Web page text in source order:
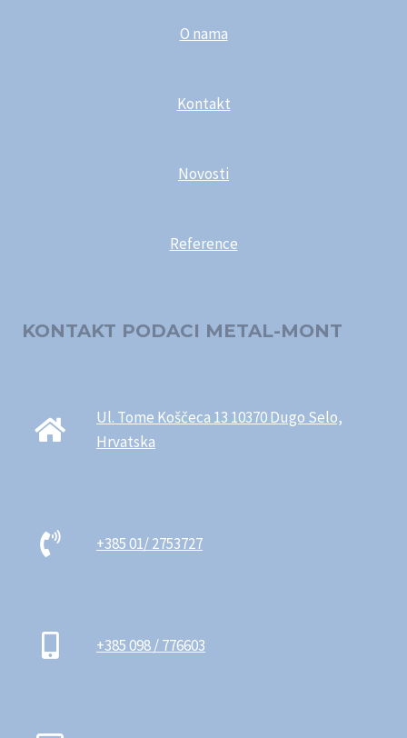
O nama
Kontakt
Novosti
Reference
KONTAKT PODACI METAL-MONT
Ul. Tome Koščeca 13 10370 Dugo Selo,
Hrvatska
+385 01/ 2753727
+385 098 / 776603